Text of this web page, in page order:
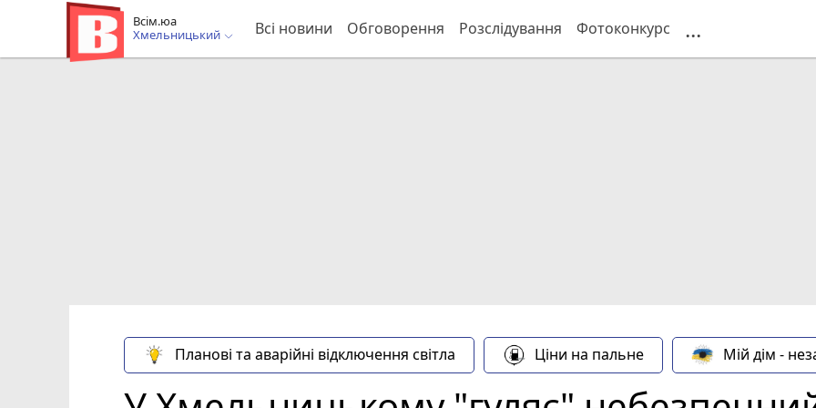
Всім.юа
Хмельницький
Всі новини Обговорення Розслідування Фотоконкурс ...
Планові та аварійні відключення світла Ціни на пальне Мій дім -